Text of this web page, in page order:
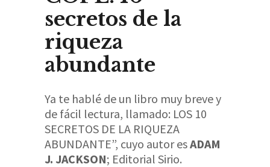
secretos de la
riqueza
abundante
Ya te hablé de un libro muy breve y
de fácil lectura, llamado: LOS 10
SECRETOS DE LA RIQUEZA
ABUNDANTE”, cuyo autor esADAM
J. JACKSON; Editorial Sirio.